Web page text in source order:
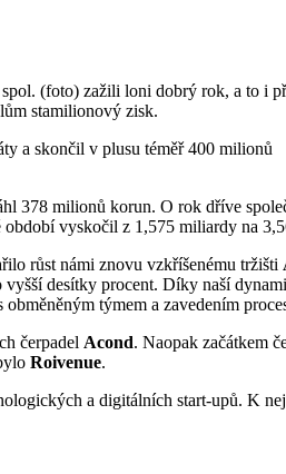
spol. (foto) zažili loni dobrý rok, a to i
stamilionový zisk.
378 milionů korun. O rok dříve
vyskočil z 1,575 miliardy na
růst námi znovu vzkříšenému tržišti
desítky procent. Díky naší
obměněným týmem a zavedením
čerpadel Acond. Naopak začátkem
Roivenue.
a digitálních start-upů. K